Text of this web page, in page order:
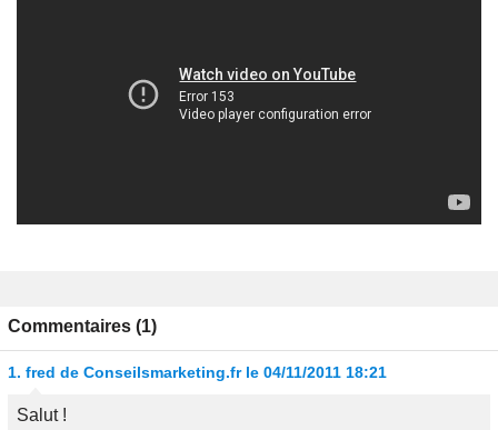
Commentaires (1)
1. fred de Conseilsmarketing.fr le 04/11/2011 18:21
Salut !